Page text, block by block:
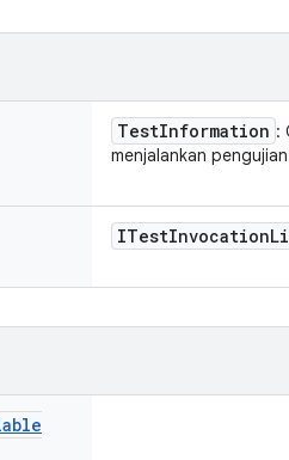
TestInformation :
menjalankan
ITestInvocation